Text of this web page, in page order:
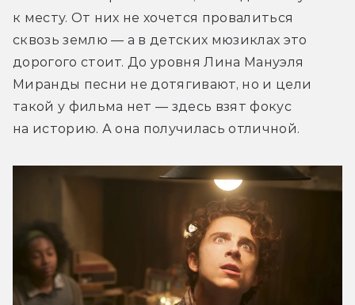
к месту. От них не хочется провалиться
сквозь землю — а в детских мюзиклах это
дорогого стоит. До уровня Лина Мануэля
Миранды песни не дотягивают, но и цели
такой у фильма нет — здесь взят фокус
на историю. А она получилась отличной.